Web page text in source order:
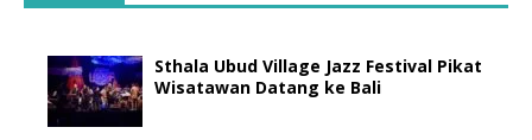
Sthala Ubud Village Jazz Festival Pikat
Wisatawan Datang ke Bali